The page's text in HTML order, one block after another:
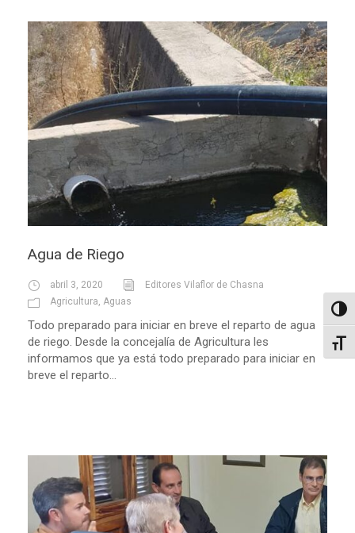
Agua de Riego
abril 3, 2020
Editores Vilaflor de Chasna
Agricultura, Aguas
Todo preparado para iniciar en breve el reparto de agua
de riego. Desde la concejalía de Agricultura les
informamos que ya está todo preparado para iniciar en
breve el reparto...